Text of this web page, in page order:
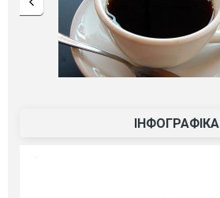
ІНФОГРАФІКА